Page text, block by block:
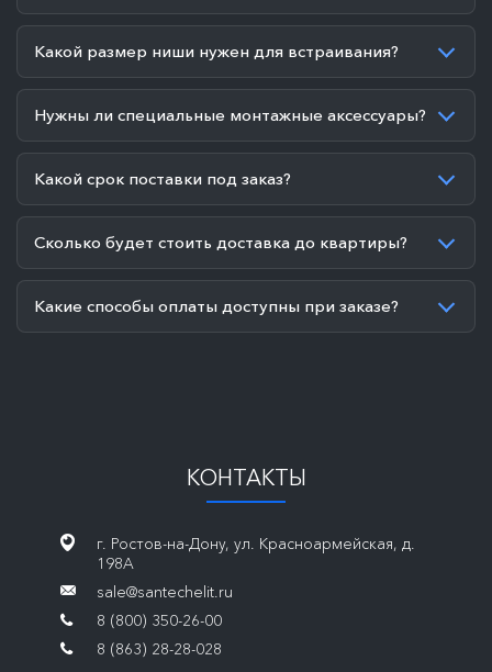
Какой размер ниши нужен для встраивания?
Нужны ли специальные монтажные аксессуары?
Какой срок поставки под заказ?
Сколько будет стоить доставка до квартиры?
Какие способы оплаты доступны при заказе?
КОНТАКТЫ
г. Ростов-на-Дону, ул. Красноармейская, д.
198А
sale@santechelit.ru
8 (800) 350-26-00
8 (863) 28-28-028